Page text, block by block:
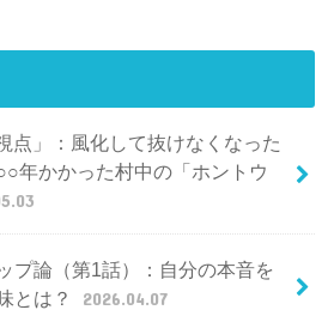
点」：風化して抜けなくなった
年かかった村中の「ホントウ
プ論（第1話）：自分の本音を
とは？
2026.04.07